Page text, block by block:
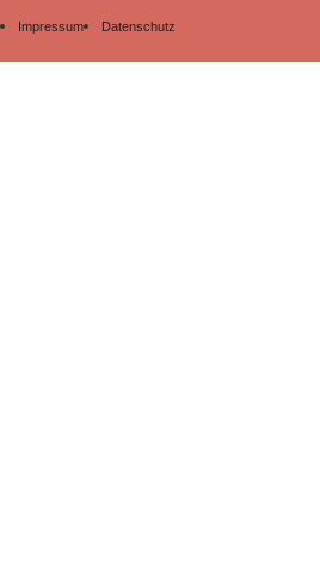
Impressum Datenschutz